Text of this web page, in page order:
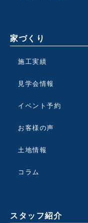
家づくり
施工実績
見学会情報
イベント予約
お客様の声
土地情報
コラム
スタッフ紹介